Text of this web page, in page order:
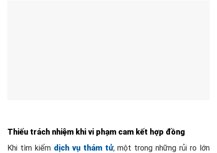
Thiếu trách nhiệm khi vi phạm cam kết hợp đồng
Khi tìm kiếm dịch vụ thám tử, một trong những rủi ro lớn